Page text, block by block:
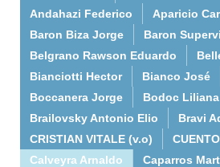
Andahazi Federico
Aparicio
Baron Biza Jorge
Baron
Belgrano Rawson Eduardo
Bianciotti Hector
Bianco José
Boccanera Jorge
Bodoc Liliana
Brailovsky Antonio Elio
Bravi
CRISTIAN VITALE (v.o)
Calveyra Arnaldo
Caparros